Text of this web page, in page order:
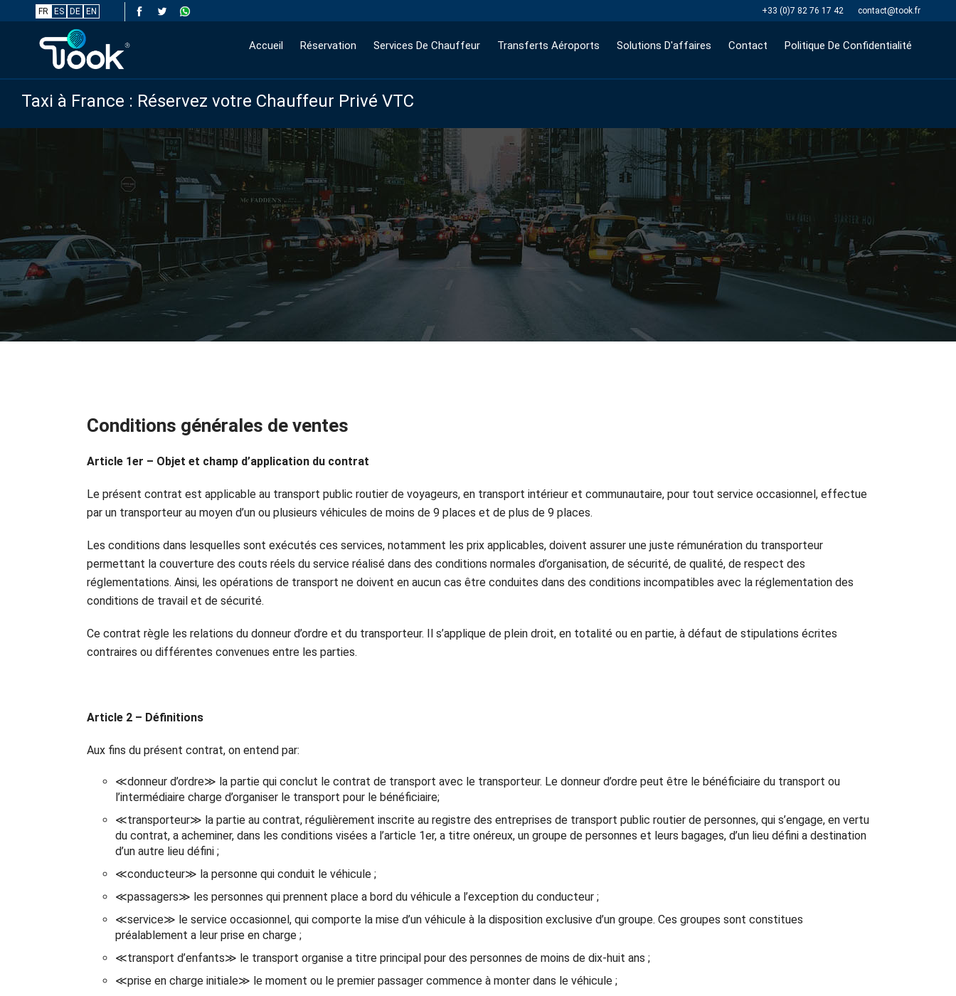
FR ES DE EN contact@took.fr
+33 (0)7 82 76 17 42
Accueil Réservation Services De Chauffeur Transferts Aéroports Solutions D'affaires Contact Politique De Confidentialité
Taxi à France : Réservez votre Chauffeur Privé VTC
Conditions générales de ventes
Article 1er – Objet et champ d’application du contrat
Le présent contrat est applicable au transport public routier de voyageurs, en transport intérieur et communautaire, pour tout service occasionnel, effectue
par un transporteur au moyen d’un ou plusieurs véhicules de moins de 9 places et de plus de 9 places.
Les conditions dans lesquelles sont exécutés ces services, notamment les prix applicables, doivent assurer une juste rémunération du transporteur
permettant la couverture des couts réels du service réalisé dans des conditions normales d’organisation, de sécurité, de qualité, de respect des
réglementations. Ainsi, les opérations de transport ne doivent en aucun cas être conduites dans des conditions incompatibles avec la réglementation des
conditions de travail et de sécurité.
Ce contrat règle les relations du donneur d’ordre et du transporteur. Il s’applique de plein droit, en totalité ou en partie, à défaut de stipulations écrites
contraires ou différentes convenues entre les parties.
Article 2 – Définitions
Aux fins du présent contrat, on entend par:
≪donneur d’ordre≫ la partie qui conclut le contrat de transport avec le transporteur. Le donneur d’ordre peut être le bénéficiaire du transport ou
l’intermédiaire charge d’organiser le transport pour le bénéficiaire;
≪transporteur≫ la partie au contrat, régulièrement inscrite au registre des entreprises de transport public routier de personnes, qui s’engage, en vertu
du contrat, a acheminer, dans les conditions visées a l’article 1er, a titre onéreux, un groupe de personnes et leurs bagages, d’un lieu défini a destination
d’un autre lieu défini ;
≪conducteur≫ la personne qui conduit le véhicule ;
≪passagers≫ les personnes qui prennent place a bord du véhicule a l’exception du conducteur ;
≪service≫ le service occasionnel, qui comporte la mise d’un véhicule à la disposition exclusive d’un groupe. Ces groupes sont constitues
préalablement a leur prise en charge ;
≪transport d’enfants≫ le transport organise a titre principal pour des personnes de moins de dix-huit ans ;
≪prise en charge initiale≫ le moment ou le premier passager commence à monter dans le véhicule ;